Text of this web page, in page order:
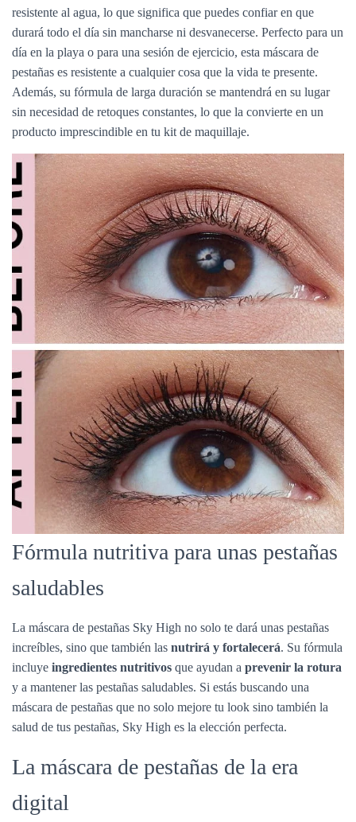
resistente al agua, lo que significa que puedes confiar en que
durará todo el día sin mancharse ni desvanecerse. Perfecto para un
día en la playa o para una sesión de ejercicio, esta máscara de
pestañas es resistente a cualquier cosa que la vida te presente.
Además, su fórmula de larga duración se mantendrá en su lugar
sin necesidad de retoques constantes, lo que la convierte en un
producto imprescindible en tu kit de maquillaje.
Fórmula nutritiva para unas pestañas
saludables
La máscara de pestañas Sky High no solo te dará unas pestañas
increíbles, sino que también las nutrirá y fortalecerá. Su fórmula
incluye ingredientes nutritivos que ayudan a prevenir la rotura
y a mantener las pestañas saludables. Si estás buscando una
máscara de pestañas que no solo mejore tu look sino también la
salud de tus pestañas, Sky High es la elección perfecta.
La máscara de pestañas de la era
digital